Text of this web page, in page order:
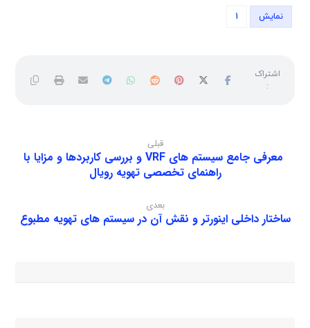
نمایش 1
قبلی
معرفی جامع سیستم های VRF و بررسی کاربردها و مزایا با
راهنمای تخصصی تهویه رویال
بعدی
ساختار داخلی اینورتر و نقش آن در سیستم های تهویه مطبوع